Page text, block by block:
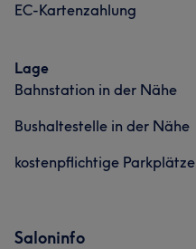
EC-Kartenzahlung
Lage
Bahnstation in der Nähe
Bushaltestelle in der Nähe
kostenpflichtige Parkplätze
Saloninfo